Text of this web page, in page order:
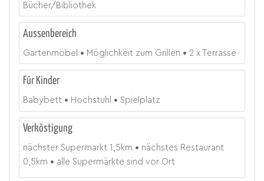
Bücher/Bibliothek
Aussenbereich
Gartenmöbel Möglichkeit zum Grillen 2 x Terrasse
Für Kinder
Babybett Hochstuhl Spielplatz
Verköstigung
nächster Supermarkt 1,5 km
nächstes Restaurant
0,5 km alle Supermärkte sind vor Ort